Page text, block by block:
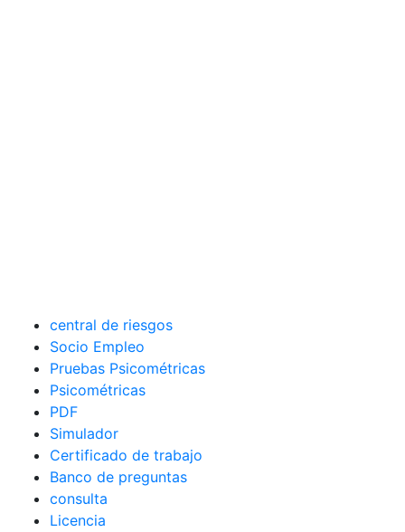
central de riesgos
Socio Empleo
Pruebas Psicométricas
Psicométricas
PDF
Simulador
Certificado de trabajo
Banco de preguntas
consulta
Licencia